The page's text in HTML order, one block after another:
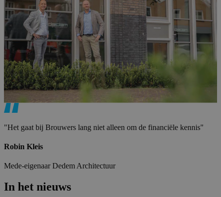
"Het gaat bij Brouwers lang niet alleen om de financiële kennis"
Robin Kleis
Mede-eigenaar Dedem Architectuur
In het nieuws